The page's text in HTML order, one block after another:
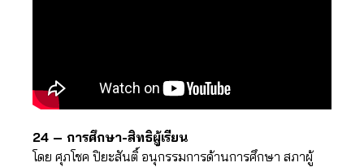
24 – การศึกษา-สิทธิผู้เรียน
โดย ศุภโชค ปิยะสันติ์ อนุกรรมการด้านการศึกษา สภาผู้